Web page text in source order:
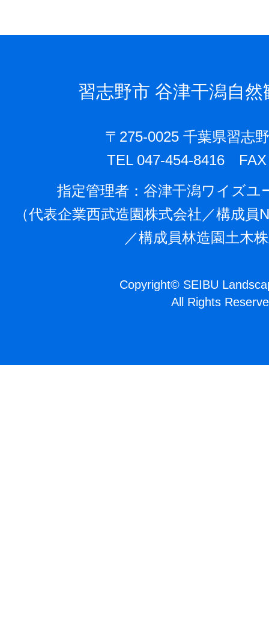
習志野市 谷津干潟自
〒275-0025 千葉県習志
TEL 047-454-8416 FAX
指定管理者：⾕津⼲潟ワイズユ
（代表企業⻄武造園株式会社／構成
／構成員林造園⼟⽊
Copyright©SEIBU
All Rights